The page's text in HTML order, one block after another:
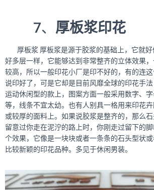
7、 厚板浆印花
厚板浆 厚板浆是源于胶浆的基础上，它就好
好多层一样，它能够达到非常整齐的立体效果
较高，所以一般印花小厂是印不好的，有的连
说印好了，可是它却是目前风靡全球的印花手
运动休闲型的款上，图案方面一般采用数字、
等，线条不宜太幼。也有人别具一格用来印花
或较厚的面料上。如果说胶浆是整齐的，那么
留意过你走在泥泞的路上时，你刚走过留下的
个效果，它像是一块块或者一条条的石头型状
比较新颖的印花品种。多见于休闲男装。